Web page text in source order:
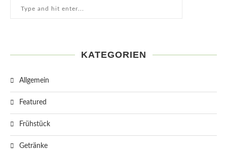
KATEGORIEN
Allgemein
Featured
Frühstück
Getränke